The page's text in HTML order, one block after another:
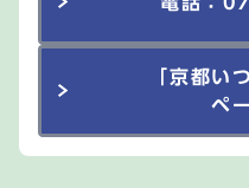
「京都い
ペ